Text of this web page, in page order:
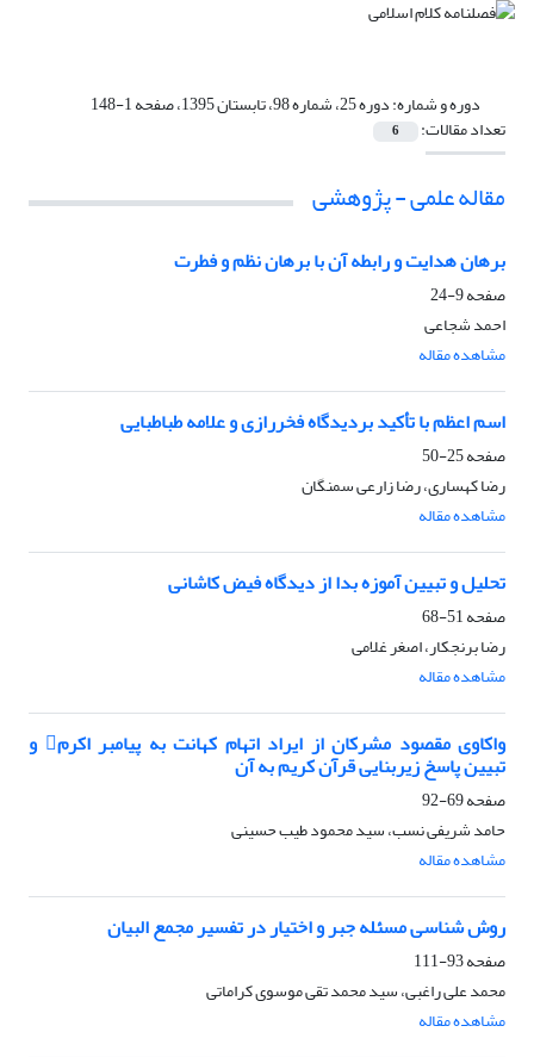
دوره و شماره:دوره 25، شماره 98، تابستان 1395، صفحه 1-148
تعداد مقالات: 6
مقاله علمی - پژوهشی
برهان هدایت و رابطه آن با برهان نظم و فطرت
صفحه9-24
احمد شجاعی
مشاهده مقاله
اسم اعظم با تأکید بردیدگاه فخررازی و علامه طباطبایی
صفحه25-50
رضا کهساری، رضا زارعی سمنگان
مشاهده مقاله
تحلیل و تبیین آموزه بدا از دیدگاه فیض کاشانی
صفحه51-68
رضا برنجکار، اصغر غلامی
مشاهده مقاله
واکاوی مقصود مشرکان از ایراد اتهام کهانت به پیامبر اکرم و
تبیین پاسخ زیربنایی قرآن کریم به آن
صفحه69-92
حامد شریفی نسب، سید محمود طیب حسینی
مشاهده مقاله
روش شناسی مسئله جبر و اختیار در تفسیر مجمع البیان
صفحه93-111
محمد علی راغبی، سید محمد تقی موسوی کراماتی
مشاهده مقاله